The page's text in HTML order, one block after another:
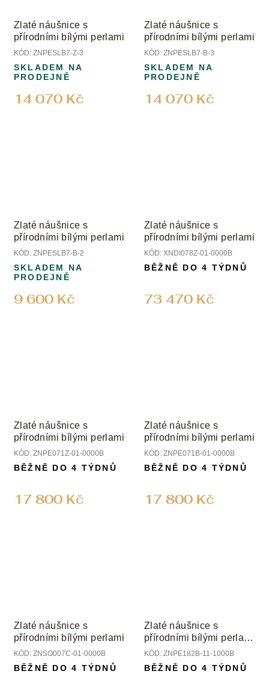
Zlaté náušnice s
přírodními bílými perlami
KÓD: ZNPESLB7-Z-3
14 070 Kč
SKLADEM NA
PRODEJNĚ
Zlaté náušnice s
přírodními bílými perlami
KÓD: ZNPESLB7-B-3
14 070 Kč
SKLADEM NA
PRODEJNĚ
Zlaté náušnice s
přírodními bílými perlami
KÓD: ZNPESLB7-B-2
9 600 Kč
SKLADEM NA
PRODEJNĚ
Zlaté náušnice s
přírodními bílými perlami
KÓD: XNDI078Z-01-0000B
73 470 Kč
BĚŽNĚ DO 4 TÝDNŮ
Zlaté náušnice s
přírodními bílými perlami
KÓD: ZNPE071Z-01-0000B
17 800 Kč
BĚŽNĚ DO 4 TÝDNŮ
Zlaté náušnice s
přírodními bílými perlami
KÓD: ZNPE071B-01-0000B
17 800 Kč
BĚŽNĚ DO 4 TÝDNŮ
Zlaté náušnice s
přírodními bílými perlami
KÓD: ZNSO007C-01-0000B
BĚŽNĚ DO 4 TÝDNŮ
Zlaté náušnice s
přírodními bílými perlami
a diamanty
KÓD: ZNPE182B-11-1000B
BĚŽNĚ DO 4 TÝDNŮ